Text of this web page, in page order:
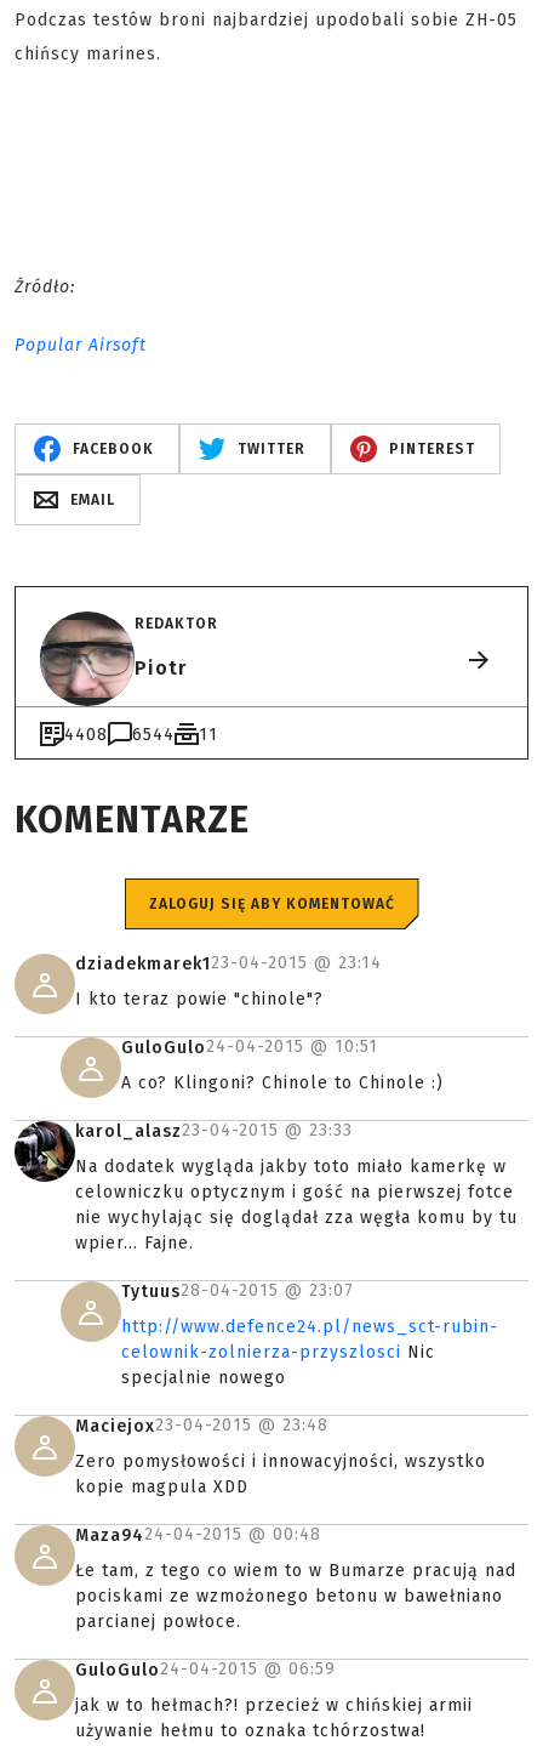
Podczas testów broni najbardziej upodobali sobie ZH-05
chińscy marines.
Źródło:
Popular Airsoft
FACEBOOK TWITTER PINTEREST
EMAIL
REDAKTOR
Piotr
4408 6544 11
KOMENTARZE
ZALOGUJ SIĘ ABY KOMENTOWAĆ
dziadekmarek123-04-2015 @ 23:14
I kto teraz powie "chinole"?
GuloGulo24-04-2015 @ 10:51
A co? Klingoni? Chinole to Chinole :)
karol_alasz23-04-2015 @ 23:33
Na dodatek wygląda jakby toto miało kamerkę w
celowniczku optycznym i gość na pierwszej fotce
nie wychylając się doglądał zza węgła komu by tu
wpier... Fajne.
Tytuus28-04-2015 @ 23:07
http://www.defence24.pl/news_sct-rubin-
celownik-zolnierza-przyszlosci Nic
specjalnie nowego
Maciejox23-04-2015 @ 23:48
Zero pomysłowości i innowacyjności, wszystko
kopie magpula XDD
Maza9424-04-2015 @ 00:48
Łe tam, z tego co wiem to w Bumarze pracują nad
pociskami ze wzmożonego betonu w bawełniano
parcianej powłoce.
GuloGulo24-04-2015 @ 06:59
jak w to hełmach?! przecież w chińskiej armii
używanie hełmu to oznaka tchórzostwa!